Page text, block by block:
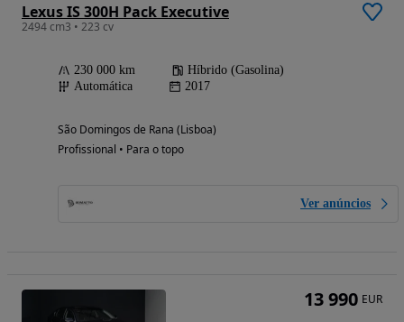
Lexus IS 300H Pack Executive
2494 cm3 • 223 cv
230 000 km
Híbrido (Gasolina)
Automática
2017
São Domingos de Rana (Lisboa)
Profissional • Para o topo
Ver anúncios
13 990 EUR